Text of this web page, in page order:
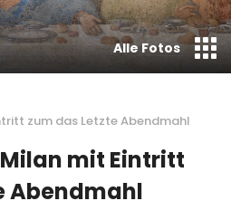
zum das Letzte Abendmahl
mit Eintritt
Abendmahl
Alle Fotos